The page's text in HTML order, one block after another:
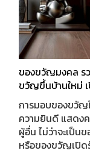
ของขวัญมงคล ร
ขวัญขึ้นบ้านใหม่
การมอบของขวัญ
ความยินดี แสดง
ผู้อื่น ไม่ว่าจะเป็
หรือของขวัญเปิด